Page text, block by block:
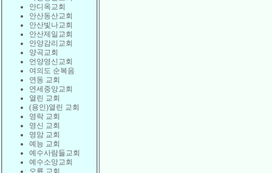
안디옥교회
안산동산교회
안산빛나교회
안산제일교회
안양감리교회
양곡교회
언양영신교회
여의도 순복음
연동 교회
연세중앙교회
열린 교회
(용인)열린 교회
영락 교회
영신 교회
영암 교회
예능 교회
예수사람들교회
예수소망교회
오륜 교회